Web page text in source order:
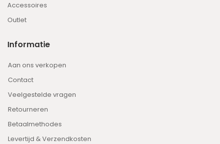
Accessoires
Outlet
Informatie
Aan ons verkopen
Contact
Veelgestelde vragen
Retourneren
Betaalmethodes
Levertijd & Verzendkosten